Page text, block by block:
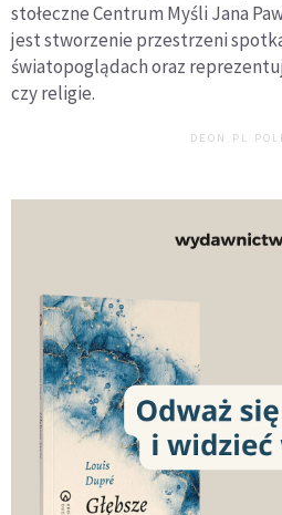
stołeczne Centrum Myśli Jana
jest stworzenie przestrzeni
światopoglądach oraz
czy religie.
DEON.PL